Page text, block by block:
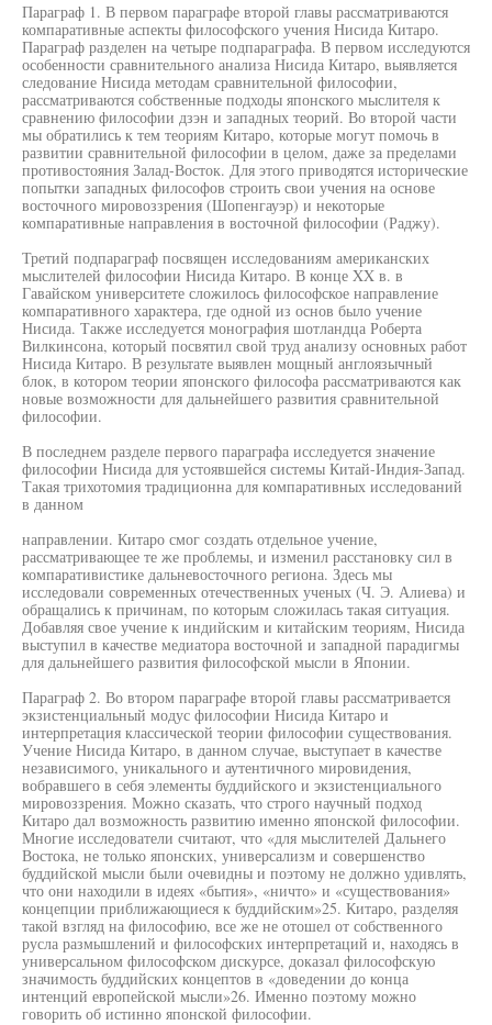
Параграф 1. В первом параграфе второй главы рассматриваются
компаративные аспекты философского учения Нисида Китаро.
Параграф разделен на четыре подпараграфа. В первом исследуются
особенности сравнительного анализа Нисида Китаро, выявляется
следование Нисида методам сравнительной философии,
рассматриваются собственные подходы японского мыслителя к
сравнению философии дзэн и западных теорий. Во второй части
мы обратились к тем теориям Китаро, которые могут помочь в
развитии сравнительной философии в целом, даже за пределами
противостояния Залад-Восток. Для этого приводятся исторические
попытки западных философов строить свои учения на основе
восточного мировоззрения (Шопенгауэр) и некоторые
компаративные направления в восточной философии (Раджу).
Третий подпараграф посвящен исследованиям американских
мыслителей философии Нисида Китаро. В конце XX в. в
Гавайском университете сложилось философское направление
компаративного характера, где одной из основ было учение
Нисида. Также исследуется монография шотландца Роберта
Вилкинсона, который посвятил свой труд анализу основных работ
Нисида Китаро. В результате выявлен мощный англоязычный
блок, в котором теории японского философа рассматриваются как
новые возможности для дальнейшего развития сравнительной
философии.
В последнем разделе первого параграфа исследуется значение
философии Нисида для устоявшейся системы Китай-Индия-Запад.
Такая трихотомия традиционна для компаративных исследований
в данном
направлении. Китаро смог создать отдельное учение,
рассматривающее те же проблемы, и изменил расстановку сил в
компаративистике дальневосточного региона. Здесь мы
исследовали современных отечественных ученых (Ч. Э. Алиева) и
обращались к причинам, по которым сложилась такая ситуация.
Добавляя свое учение к индийским и китайским теориям, Нисида
выступил в качестве медиатора восточной и западной парадигмы
для дальнейшего развития философской мысли в Японии.
Параграф 2. Во втором параграфе второй главы рассматривается
экзистенциальный модус философии Нисида Китаро и
интерпретация классической теории философии существования.
Учение Нисида Китаро, в данном случае, выступает в качестве
независимого, уникального и аутентичного мировидения,
вобравшего в себя элементы буддийского и экзистенциального
мировоззрения. Можно сказать, что строго научный подход
Китаро дал возможность развитию именно японской философии.
Многие исследователи считают, что «для мыслителей Дальнего
Востока, не только японских, универсализм и совершенство
буддийской мысли были очевидны и поэтому не должно удивлять,
что они находили в идеях «бытия», «ничто» и «существования»
концепции приближающиеся к буддийским»25. Китаро, разделяя
такой взгляд на философию, все же не отошел от собственного
русла размышлений и философских интерпретаций и, находясь в
универсальном философском дискурсе, доказал философскую
значимость буддийских концептов в «доведении до конца
интенций европейской мысли»26. Именно поэтому можно
говорить об истинно японской философии.